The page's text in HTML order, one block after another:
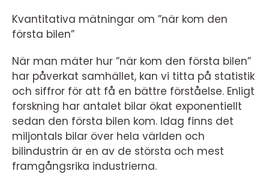
Kvantitativa mätningar om ”när kom den
första bilen”
När man mäter hur ”när kom den första bilen”
har påverkat samhället, kan vi titta på statistik
och siffror för att få en bättre förståelse. Enligt
forskning har antalet bilar ökat exponentiellt
sedan den första bilen kom. Idag finns det
miljontals bilar över hela världen och
bilindustrin är en av de största och mest
framgångsrika industrierna.